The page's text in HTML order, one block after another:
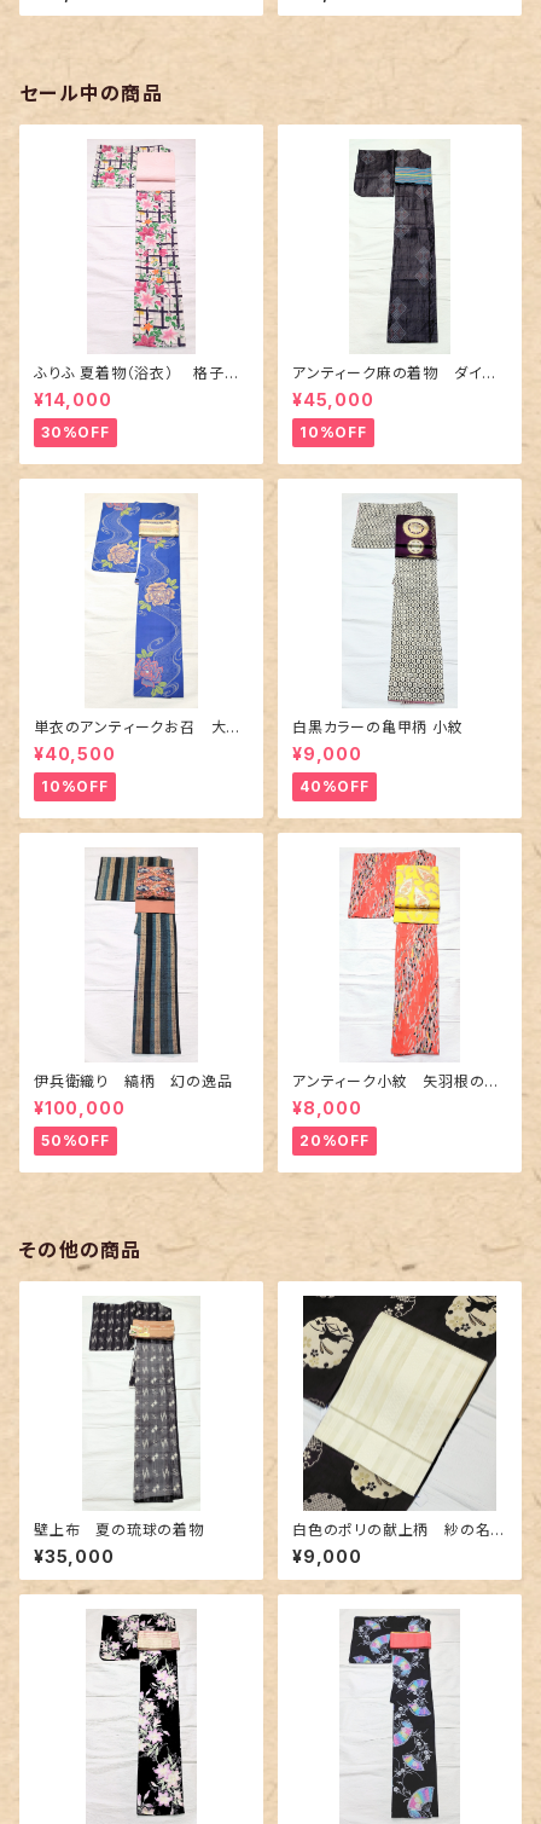
セール中の商品
ふりふ 夏着物（浴衣） 格子に
百合や秋草花
¥14,000
30%OFF
アンティーク麻の着物 ダイヤ
に市松柄の上布
¥45,000
10%OFF
単衣のアンティークお召 大輪
の薔薇柄柄
¥40,500
10%OFF
白黒カラーの亀甲柄 小紋
¥9,000
40%OFF
伊兵衛織り 縞柄 幻の逸品
¥100,000
50%OFF
アンティーク小紋 矢羽根の地
紋に短冊柄 裄６６cm
¥8,000
20%OFF
その他の商品
壁上布 夏の琉球の着物
¥35,000
白色のポリの献上柄 紗の名古
屋帯 長尺
¥9,000